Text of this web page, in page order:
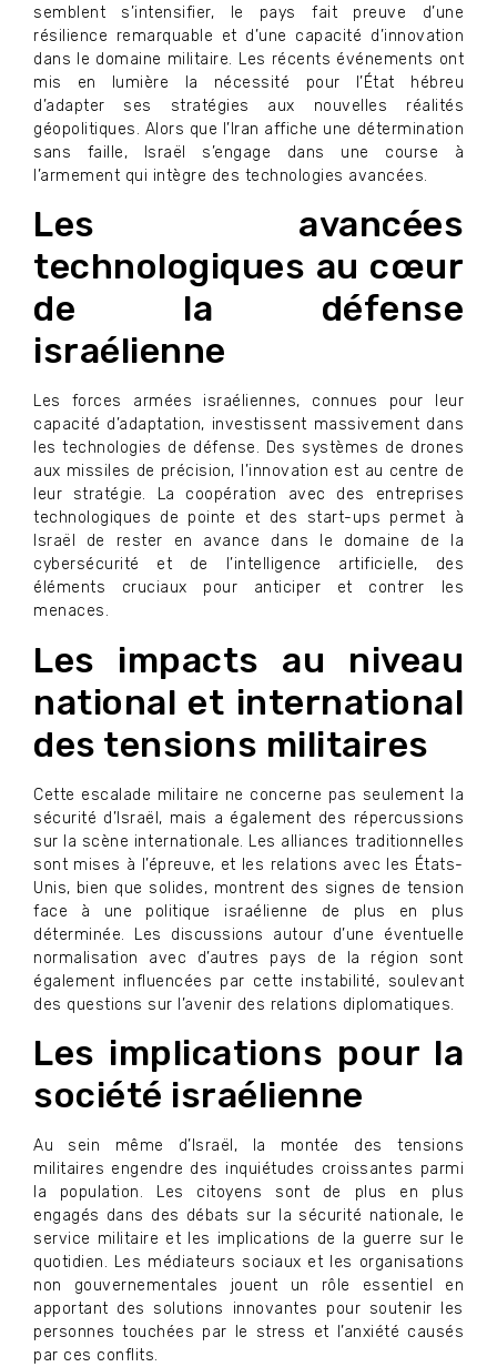
semblent s’intensifier, le pays fait preuve d’une
résilience remarquable et d’une capacité d’innovation
dans le domaine militaire. Les récents événements ont
mis en lumière la nécessité pour l’État hébreu
d’adapter ses stratégies aux nouvelles réalités
géopolitiques. Alors que l’Iran affiche une détermination
sans faille, Israël s’engage dans une course à
l’armement qui intègre des technologies avancées.
Les avancées
technologiques au cœur
de la défense
israélienne
Les forces armées israéliennes, connues pour leur
capacité d’adaptation, investissent massivement dans
les technologies de défense. Des systèmes de drones
aux missiles de précision, l’innovation est au centre de
leur stratégie. La coopération avec des entreprises
technologiques de pointe et des start-ups permet à
Israël de rester en avance dans le domaine de la
cybersécurité et de l’intelligence artificielle, des
éléments cruciaux pour anticiper et contrer les
menaces.
Les impacts au niveau
national et international
des tensions militaires
Cette escalade militaire ne concerne pas seulement la
sécurité d’Israël, mais a également des répercussions
sur la scène internationale. Les alliances traditionnelles
sont mises à l’épreuve, et les relations avec les États-
Unis, bien que solides, montrent des signes de tension
face à une politique israélienne de plus en plus
déterminée. Les discussions autour d’une éventuelle
normalisation avec d’autres pays de la région sont
également influencées par cette instabilité, soulevant
des questions sur l’avenir des relations diplomatiques.
Les implications pour la
société israélienne
Au sein même d’Israël, la montée des tensions
militaires engendre des inquiétudes croissantes parmi
la population. Les citoyens sont de plus en plus
engagés dans des débats sur la sécurité nationale, le
service militaire et les implications de la guerre sur le
quotidien. Les médiateurs sociaux et les organisations
non gouvernementales jouent un rôle essentiel en
apportant des solutions innovantes pour soutenir les
personnes touchées par le stress et l’anxiété causés
par ces conflits.